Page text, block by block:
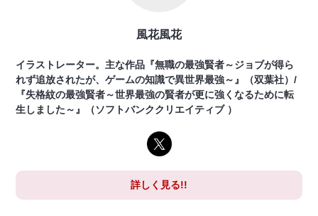
風花風花
イラストレーター。主な作品『無職の最強賢者～ジョブが得ら
れず追放されたが、ゲームの知識で異世界最強～』（双葉社）/
『失格紋の最強賢者～世界最強の賢者が更に強くなるために転
生しました～』（ソフトバンククリエイティブ ）
詳しく見る!!